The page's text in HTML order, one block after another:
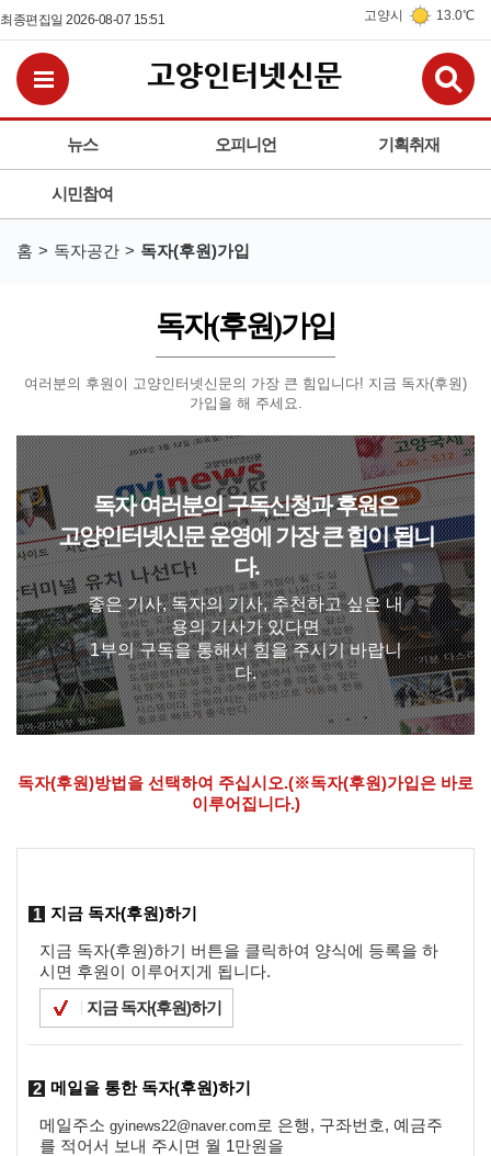
최종편집일 2026-08-07 15:51 고양시 13.0℃
뉴스 오피니언 기획취재
시민참여
전체메뉴보기
홈 독자공간 독자(후원)가입
독자(후원)가입
여러분의 후원이 고양인터넷신문의 가장 큰 힘입니다! 지금 독자(후원)
가입을 해 주세요.
독자 여러분의 구독신청과 후원은
고양인터넷신문 운영에 가장 큰 힘이 됩니
다.
좋은 기사, 독자의 기사, 추천하고 싶은 내
용의 기사가 있다면
1부의 구독을 통해서 힘을 주시기 바랍니
다.
독자(후원)방법을 선택하여 주십시오.(※독자(후원)가입은 바로
이루어집니다.)
1 지금 독자(후원)하기
지금 독자(후원)하기 버튼을 클릭하여 양식에 등록을 하
시면 후원이 이루어지게 됩니다.
지금 독자(후원)하기
2 메일을 통한 독자(후원)하기
메일주소 gyinews22@naver.com 로 은행, 구좌번호, 예금주
를 적어서 보내 주시면 월 1만원을